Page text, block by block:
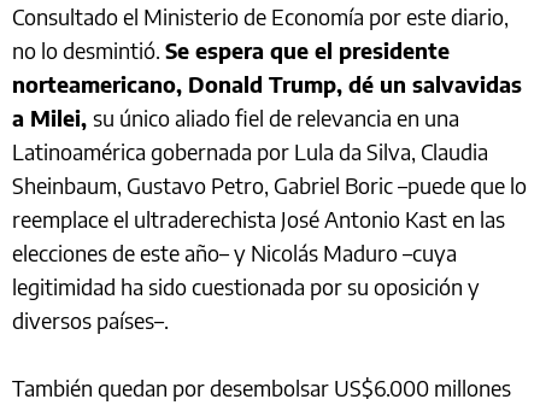
Consultado el Ministerio de Economía por este diario,
no lo desmintió. Se espera que el presidente
norteamericano, Donald Trump, dé un salvavidas
a Milei, su único aliado fiel de relevancia en una
Latinoamérica gobernada por Lula da Silva, Claudia
Sheinbaum, Gustavo Petro, Gabriel Boric –puede que lo
reemplace el ultraderechista José Antonio Kast en las
elecciones de este año– y Nicolás Maduro –cuya
legitimidad ha sido cuestionada por su oposición y
diversos países–.
También quedan por desembolsar US$6.000 millones